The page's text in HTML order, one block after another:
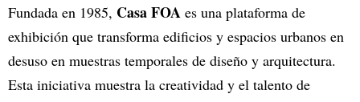
Fundada en 1985, Casa FOA es una plataforma de
exhibición que transforma edificios y espacios urbanos en
desuso en muestras temporales de diseño y arquitectura.
Esta iniciativa muestra la creatividad y el talento de